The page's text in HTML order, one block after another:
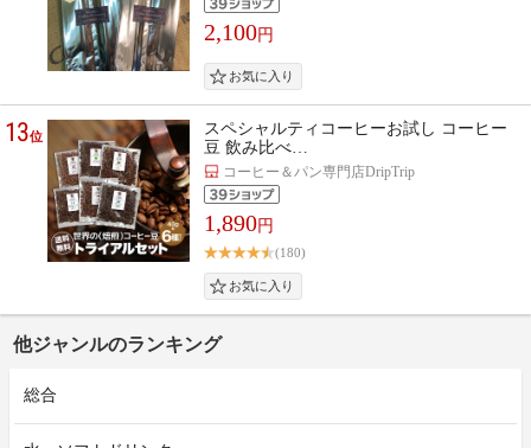
2,100円
13位
スペシャルティコーヒーお試し コーヒー
豆 飲み比べ…
コーヒー＆パン専門店DripTrip
1,890円
(180)
他ジャンルのランキング
総合